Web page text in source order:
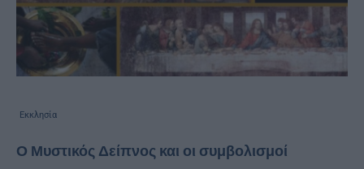
Εκκλησία
Ο Μυστικός Δείπνος και οι συμβολισμοί